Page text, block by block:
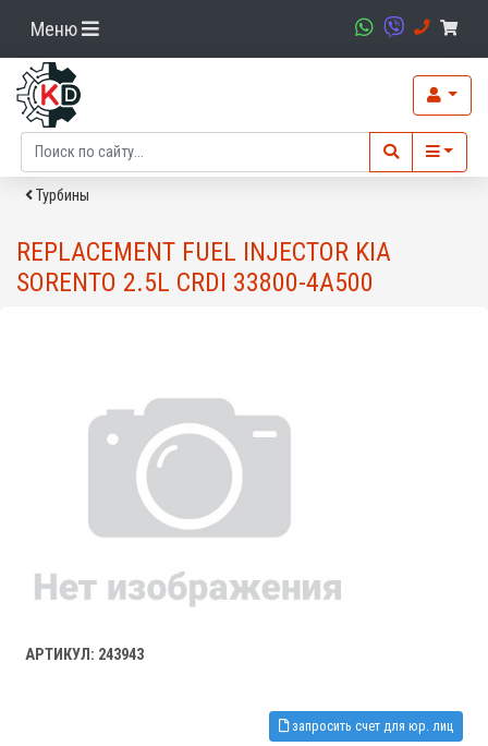
Меню
Турбины
REPLACEMENT FUEL INJECTOR KIA
SORENTO 2.5L CRDI 33800-4A500
АРТИКУЛ: 243943
запросить счет для юр. лиц